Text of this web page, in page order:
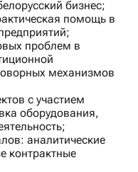
бизнес;
помощь в
проблем в
механизмов
с участием
оборудования,
аналитические
контрактные